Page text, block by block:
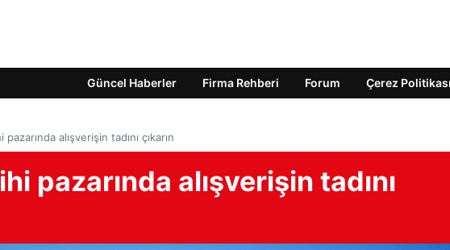
Güncel Haberler Firma Rehberi Forum Çerez Politikası
pazarında alışverişin tadını çıkarın
pazarında alışverişin tadını